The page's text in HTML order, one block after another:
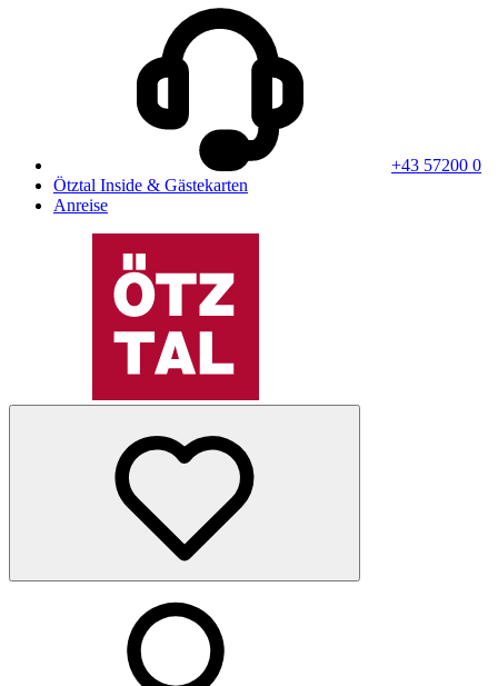
+43 57200 0
Ötztal Inside & Gästekarten
Anreise